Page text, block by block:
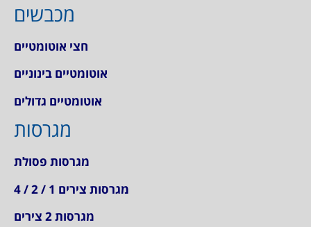
מכבשים
חצי אוטומטיים
אוטומטיים בינוניים
אוטומטיים גדולים
מגרסות
מגרסות פסולת
מגרסות צירים 1 / 2 / 4
מגרסות 2 צירים